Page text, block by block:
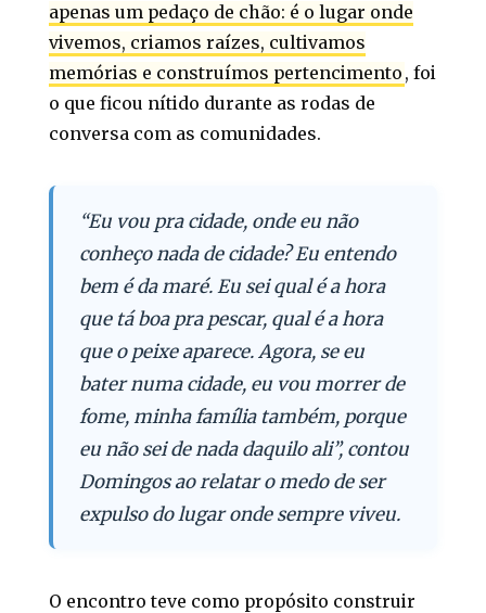
apenas um pedaço de chão: é o lugar onde
vivemos, criamos raízes, cultivamos
memórias e construímos pertencimento , foi
o que ficou nítido durante as rodas de
conversa com as comunidades.
“Eu vou pra cidade, onde eu não
conheço nada de cidade? Eu entendo
bem é da maré. Eu sei qual é a hora
que tá boa pra pescar, qual é a hora
que o peixe aparece. Agora, se eu
bater numa cidade, eu vou morrer de
fome, minha família também, porque
eu não sei de nada daquilo ali”, contou
Domingos ao relatar o medo de ser
expulso do lugar onde sempre viveu.
O encontro teve como propósito construir